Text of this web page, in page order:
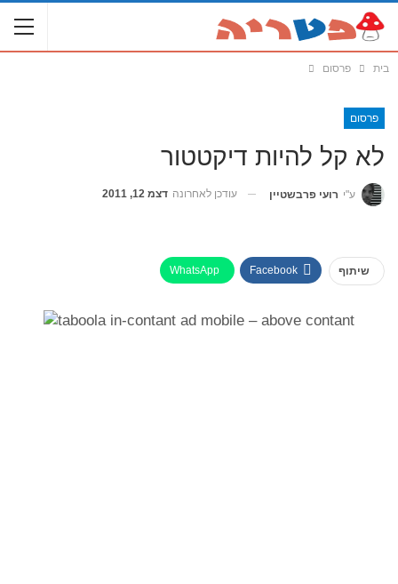
בית פרסום
פרסום
לא קל להיות דיקטטור
ע"י רועי פרבשטיין עודכן לאחרונה דצמ 12, 2011
שיתוף Facebook
WhatsApp